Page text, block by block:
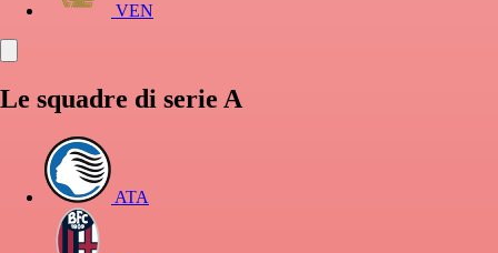
VEN
Le squadre di serie A
ATA